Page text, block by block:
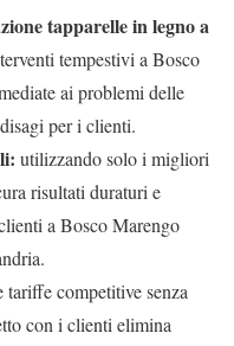
tapparelle in legno a
tempestivi a Bosco
ai problemi delle
per i clienti.
utilizzando solo i migliori
risultati duraturi e
a Bosco Marengo
competitive senza
con i clienti elimina